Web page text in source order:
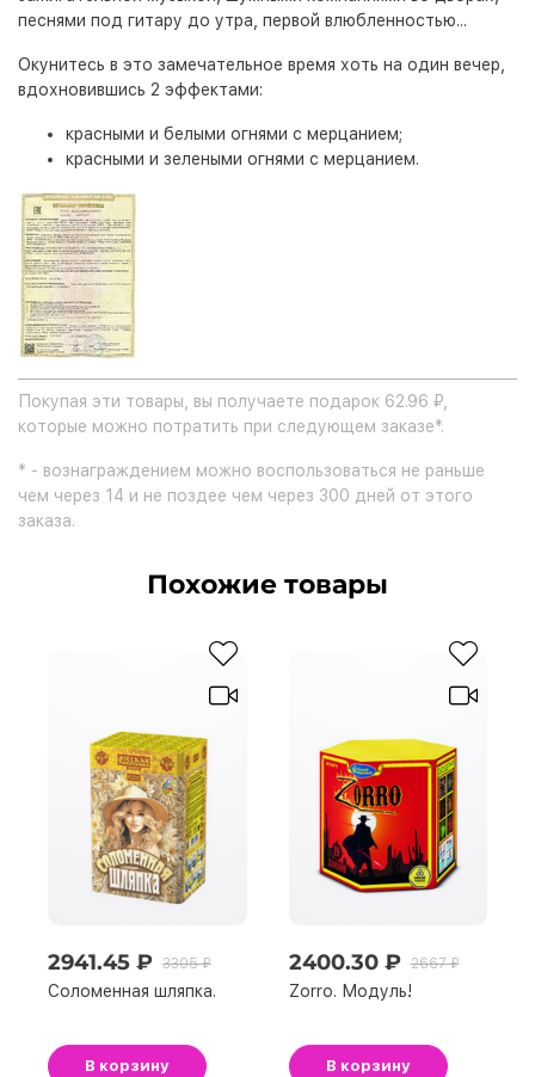
песнями под гитару до утра, первой влюбленностью...
Окунитесь в это замечательное время хоть на один вечер,
вдохновившись 2 эффектами:
красными и белыми огнями с мерцанием;
красными и зелеными огнями с мерцанием.
Покупая эти товары, вы получаете подарок 62.96 ₽,
которые можно потратить при следующем заказе*.
* - вознаграждением можно воспользоваться не раньше
чем через 14 и не поздее чем через 300 дней от этого
заказа.
Похожие товары
2941.45 ₽ 3305 ₽
Соломенная шляпка.
В корзину
2400.30 ₽ 2667 ₽
Zorro. Модуль!
В корзину